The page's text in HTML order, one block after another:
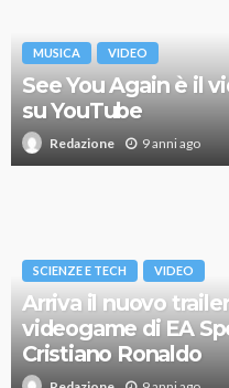
MUSICA VIDEO
See You Again è il
su YouTube
Redazione 9 anni ago
SCIENZE E TECH VIDEO
Arriva il nuovo
videogame di EA
Cristiano Ronaldo